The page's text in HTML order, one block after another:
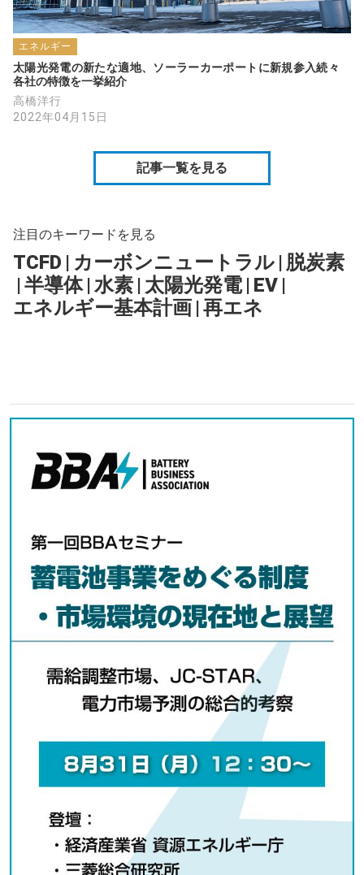
エネルギー
太陽光発電の新たな適地、ソーラーカーポートに新規参入続々
各社の特徴を一挙紹介
高橋洋行
2022年04月15日
記事一覧を見る
注目のキーワードを見る
TCFD | カーボンニュートラル | 脱炭素
|半導体 |水素 | 太陽光発電 | EV |
エネルギー基本計画 |再エネ